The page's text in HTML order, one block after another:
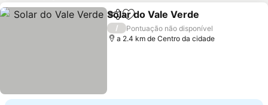
PartilharAdicionar aos favoritos
Solar do Vale Verde
/
Pontuação não disponível
a 2.4 km de Centro da cidade